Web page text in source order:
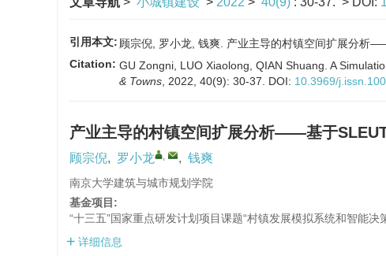
引用本文: 顾宗倪, 罗小龙, 钱爽. 产业主导的村镇空间扩展分析
Citation: GU Zongni, LUO Xiaolong, QIAN Shuang. A
& Towns , 2022, 40(9): 30-37. DOI: 10.3969/
产业主导的村镇空间扩展分析——基于
顾宗倪, 罗小龙 , , 钱爽
南京大学建筑与城市规划学院
基金项目:
“十三五”国家重点研发计划项目课题“村镇发展模拟系统和智能
详细信息